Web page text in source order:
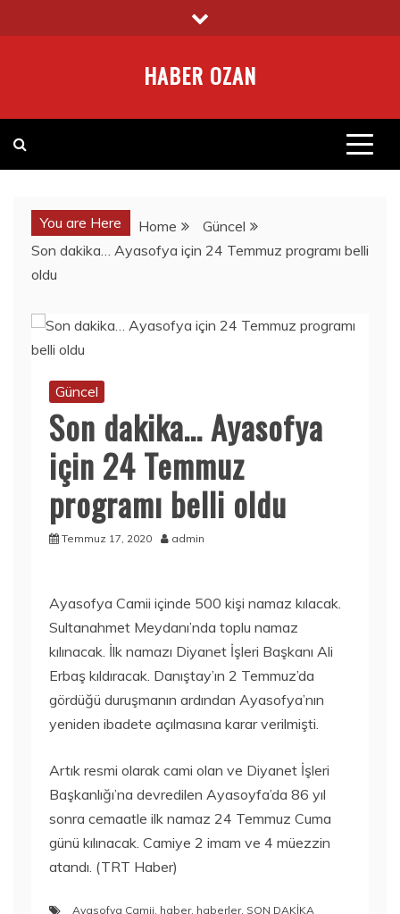
to
HABER OZAN
You are Here Home
Güncel
Son dakika… Ayasofya için 24 Temmuz programı belli
oldu
Güncel
Son dakika… Ayasofya
için 24 Temmuz
programı belli oldu
Temmuz 17, 2020 admin
Ayasofya Camii içinde 500 kişi namaz kılacak.
Sultanahmet Meydanı’nda toplu namaz
kılınacak. İlk namazı Diyanet İşleri Başkanı Ali
Erbaş kıldıracak. Danıştay’ın 2 Temmuz’da
gördüğü duruşmanın ardından Ayasofya’nın
yeniden ibadete açılmasına karar verilmişti.
Artık resmi olarak cami olan ve Diyanet İşleri
Başkanlığı’na devredilen Ayasoyfa’da 86 yıl
sonra cemaatle ilk namaz 24 Temmuz Cuma
günü kılınacak. Camiye 2 imam ve 4 müezzin
atandı. (TRT Haber)
Ayasofya Camii, haber, haberler, SON DAKİKA